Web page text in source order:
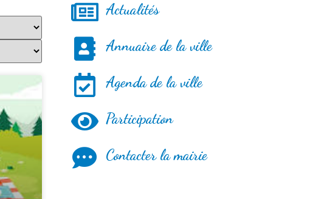
Actualités
Annuaire de la ville
Agenda de la ville
Participation
Contacter la mairie